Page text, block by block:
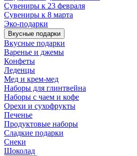
Сувениры к 23 февраля
Сувениры к 8 марта
Эко-подарки
Вкусные подарки
Вкусные подарки
Варенье и джемы
Конфеты
Леденцы
Мед и крем-мед
Наборы для глинтвейна
Наборы с чаем и кофе
Орехи и сухофрукты
Печенье
Продуктовые наборы
Сладкие подарки
Снеки
Шоколад